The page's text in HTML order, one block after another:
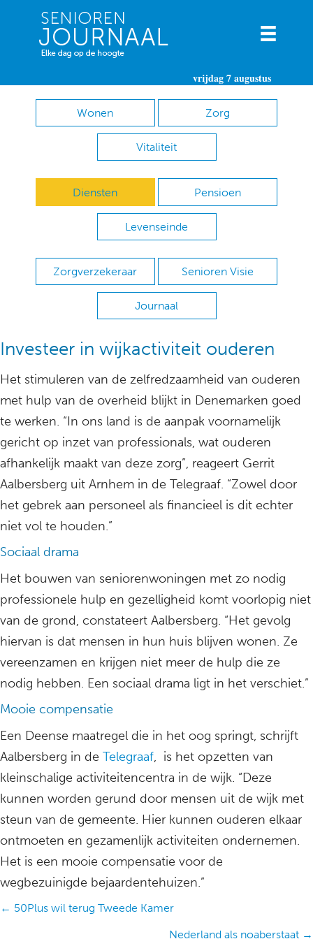
vrijdag 7 augustus
Wonen Zorg
Vitaliteit
Diensten Pensioen
Levenseinde
Zorgverzekeraar Senioren Visie
Journaal
Investeer in wijkactiviteit ouderen
Het stimuleren van de zelfredzaamheid van ouderen
met hulp van de overheid blijkt in Denemarken goed
te werken. “In ons land is de aanpak voornamelijk
gericht op inzet van professionals, wat ouderen
afhankelijk maakt van deze zorg”, reageert Gerrit
Aalbersberg uit Arnhem in de Telegraaf. “Zowel door
het gebrek aan personeel als financieel is dit echter
niet vol te houden.”
Sociaal drama
Het bouwen van seniorenwoningen met zo nodig
professionele hulp en gezelligheid komt voorlopig niet
van de grond, constateert Aalbersberg. “Het gevolg
hiervan is dat mensen in hun huis blijven wonen. Ze
vereenzamen en krijgen niet meer de hulp die ze
nodig hebben. Een sociaal drama ligt in het verschiet.”
Mooie compensatie
Een Deense maatregel die in het oog springt, schrijft
Aalbersberg in de Telegraaf, is het opzetten van
kleinschalige activiteitencentra in de wijk. “Deze
kunnen worden gerund door mensen uit de wijk met
steun van de gemeente. Hier kunnen ouderen elkaar
ontmoeten en gezamenlijk activiteiten ondernemen.
Het is een mooie compensatie voor de
wegbezuinigde bejaardentehuizen.”
Posts
← 50Plus wil terug Tweede Kamer
Nederland als noaberstaat →